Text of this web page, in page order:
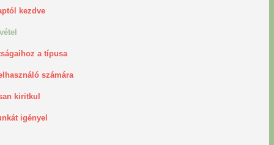
kezdve
a típusa
számára
kiritkul
igényel